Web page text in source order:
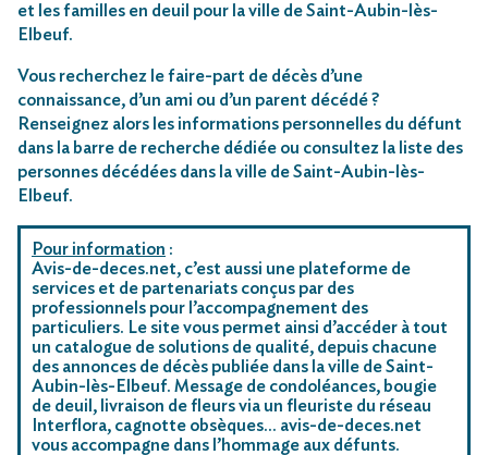
et les familles en deuil pour la ville de Saint-Aubin-lès-
Elbeuf.
Vous recherchez le faire-part de décès d’une
connaissance, d’un ami ou d’un parent décédé ?
Renseignez alors les informations personnelles du défunt
dans la barre de recherche dédiée ou consultez la liste des
personnes décédées dans la ville de Saint-Aubin-lès-
Elbeuf.
Pour information :
Avis-de-deces.net, c’est aussi une plateforme de
services et de partenariats conçus par des
professionnels pour l’accompagnement des
particuliers. Le site vous permet ainsi d’accéder à tout
un catalogue de solutions de qualité, depuis chacune
des annonces de décès publiée dans la ville de Saint-
Aubin-lès-Elbeuf. Message de condoléances, bougie
de deuil, livraison de fleurs via un fleuriste du réseau
Interflora, cagnotte obsèques… avis-de-deces.net
vous accompagne dans l’hommage aux défunts.